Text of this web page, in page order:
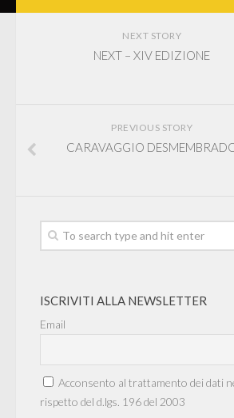
NEXT STORY
NEXT – XIV EDIZIONE
PREVIOUS STORY
CARAVAGGIO
ISCRIVITI ALLA NEWSLETTER
Email
Acconsento al trattamento dei dati
rispetto del d.lgs. 196 del 2003